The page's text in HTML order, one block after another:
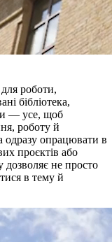
роботи,
бібліотека,
— усе, щоб
роботу й
одразу опрацювати в
проєктів або
дозволяє не просто
в тему й